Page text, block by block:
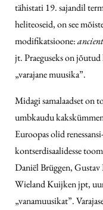
tähistati 19. sajandil
heliteoseid, on see
modifikatsioone:
jt. Praeguseks on
„varajane muusika”.
Midagi samalaadset on
umbkaudu
Euroopas olid
kontserdisaalidesse
Daniël Brüggen,
Wieland Kuijken jpt,
„vanamuusikat”.